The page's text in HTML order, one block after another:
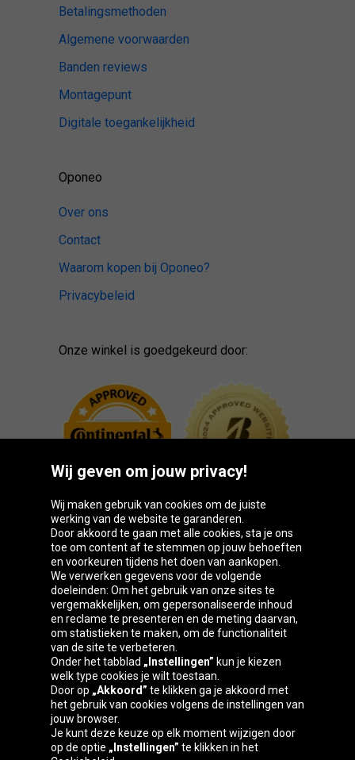
Betalingsmethoden
Algemene voorwaarden
Banden reviews
Montagepunt
Digitale toegankelijkheid
Oponeo
Over ons
Contact
Waarom kopen bij Oponeo?
Privacybeleid
Onze winkel is goedgekeurd door:
Oponeo-groep
Česká
republika
Deutschland Éire España
France Italia Magyarország Nederland
Wij geven om jouw privacy!
Wij maken gebruik van cookies om de juiste
werking van de website te garanderen.
Door akkoord te gaan met alle cookies, sta je ons
toe om content af te stemmen op jouw behoeften
en voorkeuren tijdens het doen van aankopen.
We verwerken gegevens voor de volgende
doeleinden: Om het gebruik van onze sites te
vergemakkelijken, om gepersonaliseerde inhoud
en reclame te presenteren en de meting daarvan,
om statistieken te maken, om de functionaliteit
van de site te verbeteren.
Onder het tabblad „Instellingen” kun je kiezen
welk type cookies je wilt toestaan.
Door op „Akkoord” te klikken ga je akkoord met
het gebruik van cookies volgens de instellingen van
jouw browser.
Je kunt deze keuze op elk moment wijzigen door
op de optie „Instellingen” te klikken in het